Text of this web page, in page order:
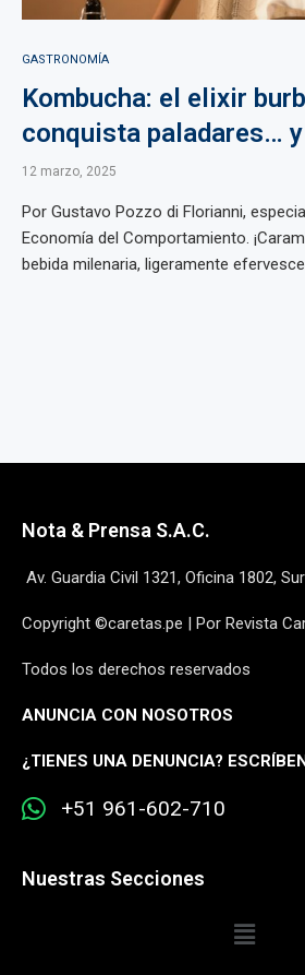
GASTRONOMÍA
Kombucha: el elixir
conquista paladares…
12 marzo, 2025
Por Gustavo Pozzo di Florianni,
Economía del Comportamiento.
bebida milenaria, ligeramente
Nota & Prensa S.A.C.
Av. Guardia Civil 1321, Oficina 1802,
Copyright ©caretas.pe | Por Revista
Todos los derechos reservados
ANUNCIA CON NOSOTROS
¿TIENES UNA DENUNCIA?
+51 961-602-710
Nuestras Secciones